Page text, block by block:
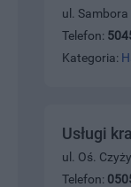
ul.
Telefon:
Kategoria:
Usługi
ul. Oś.
Telefon: